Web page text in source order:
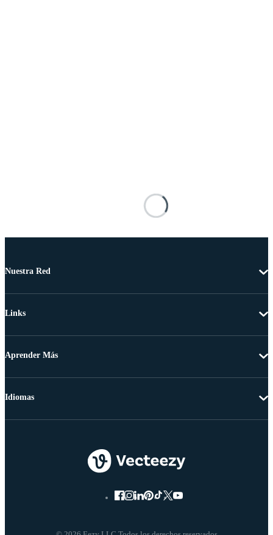
Nuestra Red
Links
Aprender Más
Idiomas